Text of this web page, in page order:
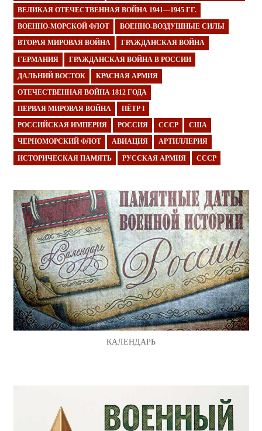
ВЕЛИКАЯ ОТЕЧЕСТВЕННАЯ ВОЙНА 1941—1945 ГГ.
ВОЕННО-МОРСКОЙ ФЛОТ ВОЕННО-ВОЗДУШНЫЕ СИЛЫ
ВТОРАЯ МИРОВАЯ ВОЙНА ГРАЖДАНСКАЯ ВОЙНА
ГЕРМАНИЯ ГРАЖДАНСКАЯ ВОЙНА В РОССИИ
ДАЛЬНИЙ ВОСТОК КРАСНАЯ АРМИЯ
ОТЕЧЕСТВЕННАЯ ВОЙНА 1812 ГОДА
ПЕРВАЯ МИРОВАЯ ВОЙНА ПЁТР I
РОССИЙСКАЯ ИМПЕРИЯ РОССИЯ СССР США
ЧЕРНОМОРСКИЙ ФЛОТ АВИАЦИЯ АРТИЛЛЕРИЯ
ИСТОРИЧЕСКАЯ ПАМЯТЬ РУССКАЯ АРМИЯ СССР
КАЛЕНДАРЬ